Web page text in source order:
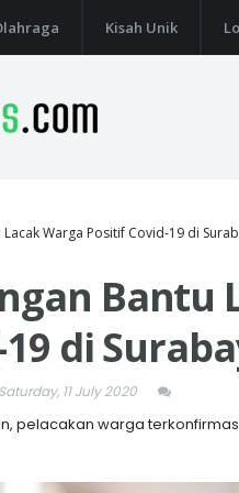
Kisah Unik
Warga Positif Covid-19 di
Bantu
di
Saturday, 11 July 2020
pelacakan warga